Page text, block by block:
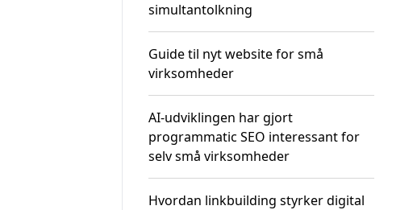
simultantolkning
Guide til nyt website for små
virksomheder
AI-udviklingen har gjort
programmatic SEO interessant for
selv små virksomheder
Hvordan linkbuilding styrker digital